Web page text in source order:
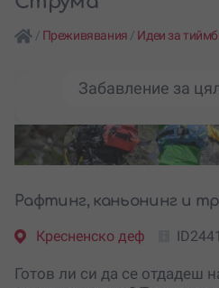
/ Преживявания / Идеи за
Забавление за
Рафтинг, каньонинг и
Кресненско деф
Готов ли си да се отдадеш